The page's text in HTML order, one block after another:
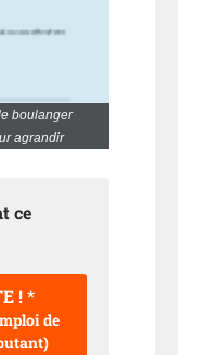
boulanger
agrandir
ce
! *
de